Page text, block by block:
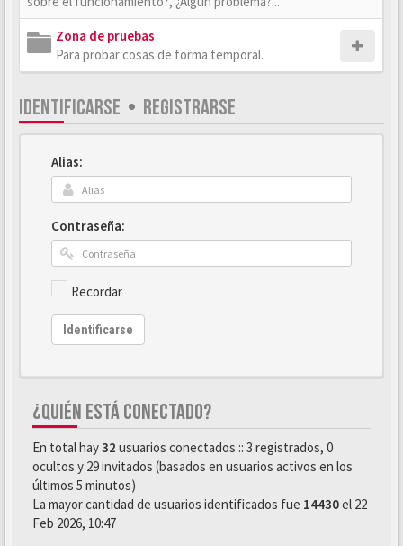
Zona de pruebas
Para probar cosas de forma temporal.
IDENTIFICARSE • REGISTRARSE
Alias:
Contraseña:
Recordar
Identificarse
¿QUIÉN ESTÁ CONECTADO?
En total hay32 usuarios conectados :: 3 registrados, 0
ocultos y 29 invitados (basados en usuarios activos en los
últimos 5 minutos)
La mayor cantidad de usuarios identificados fue 14430el 22
Feb 2026, 10:47